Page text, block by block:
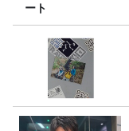
ート